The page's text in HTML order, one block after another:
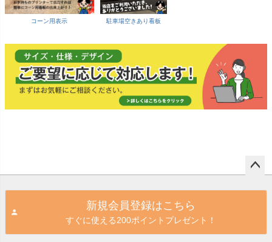
コーン用表示 駐車場空きあり看板
新規会員登録はこちら
すぐに使える200ポイントプレゼント！